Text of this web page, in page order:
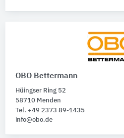
OBO Bettermann
Hüingser Ring 52
58710 Menden
Tel. +49 2373 89-1435
info@obo.de